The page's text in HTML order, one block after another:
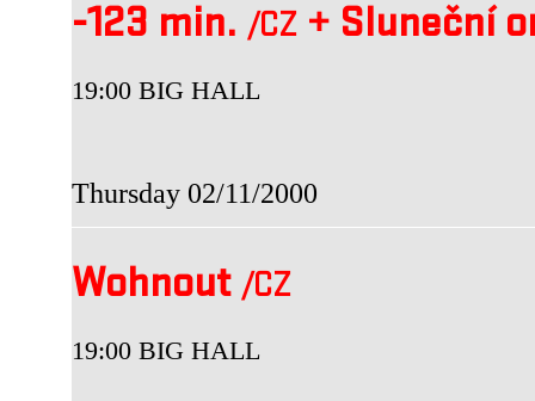
-123 min. /CZ + Sluneční
19:00 BIG HALL
Thursday 02/11/2000
Wohnout /CZ
19:00 BIG HALL